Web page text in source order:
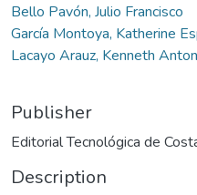
Bello Pavón, Julio Francisco
García Montoya, Katherine
Lacayo Arauz, Kenneth
Publisher
Editorial Tecnológica de
Description